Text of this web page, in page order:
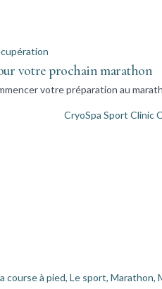
votre prochain marathon
votre préparation au
course à pied,Le sport,Marathon,